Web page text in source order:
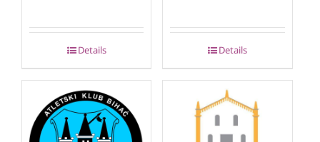
Details Details